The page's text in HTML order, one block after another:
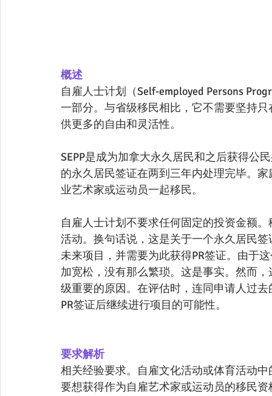
概述
自雇人士计划（Self-employed Persons
一部分。与省级移民相比，它不需要坚持
供更多的自由和灵活性。
SEPP是成为加拿大永久居民和之后获得公
的永久居民签证在两到三年内处理完毕。
业艺术家或运动员一起移民。
自雇人士计划不要求任何固定的投资金额
活动。换句话说，这是关于一个永久居民
未来项目，并需要为此获得PR签证。由于
加宽松，没有那么繁琐。这是事实。然而
级重要的原因。在评估时，连同申请人过
PR签证后继续进行项目的可能性。
要求解析
相关经验要求。自雇文化活动或体育活动中
要想获得作为自雇艺术家或运动员的移民